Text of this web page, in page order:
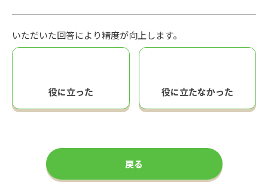
いただいた回答により精度が向上します。
役に立った 役に立たなかった
戻る